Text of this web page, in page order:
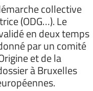
collective
(ODG…). Le
en deux temps
par un comité
et de la
à Bruxelles